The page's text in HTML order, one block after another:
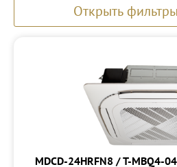
Открыть
MDCD-24HRFN8 / T-MBQ4-